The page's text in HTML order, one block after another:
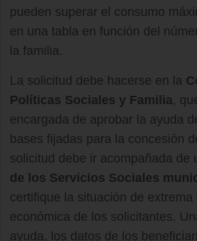
pueden superar el consumo
en una tabla en función del
la familia.
La solicitud debe hacerse en la
Políticas Sociales y Familia,
encargada de aprobar la ayuda
bases fijadas para la concesión
solicitud debe ir acompañada de
de los Servicios Sociales
certifique la situación de extrema
económica de los solicitantes.
ayuda, los datos de los